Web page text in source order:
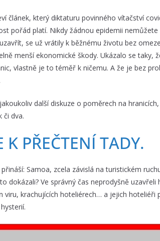
článek, který diktaturu povinného vítačství
pořád platí. Nikdy žádnou epidemii
se už vrátily k běžnému životu bez
menší ekonomické škody. Ukázalo se taky,
vlastně je to téměř k ničemu. A že je bez
další diskuze o poměrech na
či dva.
K PŘEČTENÍ TADY.
Samoa, zcela závislá na turistickém
dokázali? Ve správný čas neprodyšně uzavřeli
viru, krachujících hoteliérech… a jejich hoteliéři